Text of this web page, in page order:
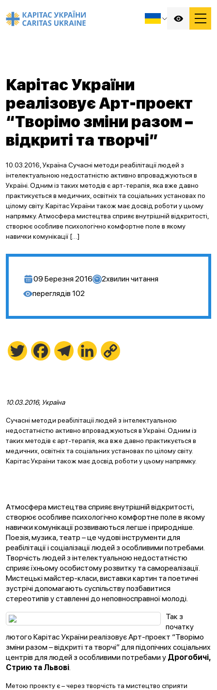
Карітас України
реалізовує Арт-проект
“Творімо зміни разом –
відкриті та творчі”
10.03.2016, Україна Сучасні методи реабілітації людей з
інтелектуальною недостатністю активно впроваджуються в
Україні. Одним із таких методів є арт-терапія, яка вже давно
практикується в медичних, освітніх та соціальних установах по
цілому світу. Карітас України також має досвід роботи у цьому
напрямку. Атмосфера мистецтва сприяє внутрішній відкритості,
створює особливе психологічно комфортне поле в якому
навички комунікації […]
09 Березня 2016 2хвилин читання
переглядів 102
Twitter FacebookTelegramLinkedIn
10.03.2016, Україна
Сучасні методи реабілітації людей з інтелектуальною
недостатністю активно впроваджуються в Україні. Одним із
таких методів є арт-терапія, яка вже давно практикується в
медичних, освітніх та соціальних установах по цілому світу.
Карітас України також має досвід роботи у цьому напрямку.
Атмосфера мистецтва сприяє внутрішній відкритості,
створює особливе психологічно комфортне поле в якому
навички комунікації розвиваються легше і природніше.
Поезія, музика, театр – це чудові інструменти для
реабілітації і соціалізації людей з особливими потребами.
Творчість людей з інтелектуальною недостатністю
сприяє їхньому особистому розвитку та самореалізації.
Мистецькі майстер-класи, виставки картин та поетичні
зустрічі допомагають суспільству позбавитися
стереотипів у ставленні до неповносправної молоді.
Так з
початку
лютого Карітас України реалізовує Арт-проект “Творімо
зміни разом – відкриті та творчі” для підопічних соціальних
центрів для людей з особливими потребами у Дрогобичі,
Стрию та Львові.
Метою проекту є – через творчість та мистецтво сприяти